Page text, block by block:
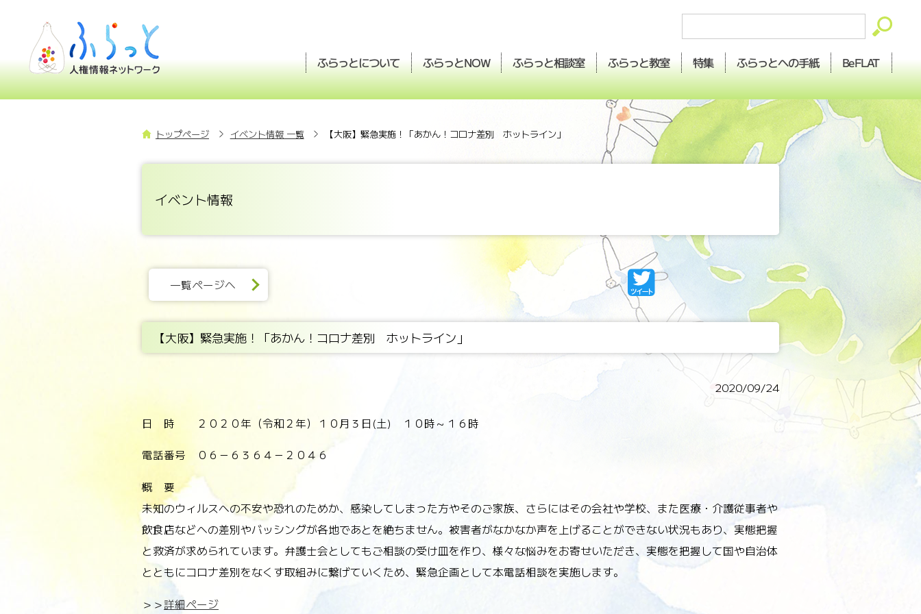
ふらっとについて ふらっとNOW ふらっと相談室 ふらっと教室 特集 ふらっとへの手紙 BeFLAT
トップページ イベント情報 一覧 【大阪】緊急実施！「あかん！コロナ差別 ホットライン」
イベント情報
一覧ページへ
【大阪】緊急実施！「あかん！コロナ差別 ホットライン」
2020/09/24
日 時 ２０２０年（令和２年）１０月３日(土) １０時～１６時
電話番号 ０６－６３６４－２０４６
概 要
未知のウィルスへの不安や恐れのためか、感染してしまった方やそのご家族、さらにはその会社や学校、また医療・介護従事者や
飲食店などへの差別やバッシングが各地であとを絶ちません。被害者がなかなか声を上げることができない状況もあり、実態把握
と救済が求められています。弁護士会としてもご相談の受け皿を作り、様々な悩みをお寄せいただき、実態を把握して国や自治体
とともにコロナ差別をなくす取組みに繋げていくため、緊急企画として本電話相談を実施します。
＞＞詳細ページ